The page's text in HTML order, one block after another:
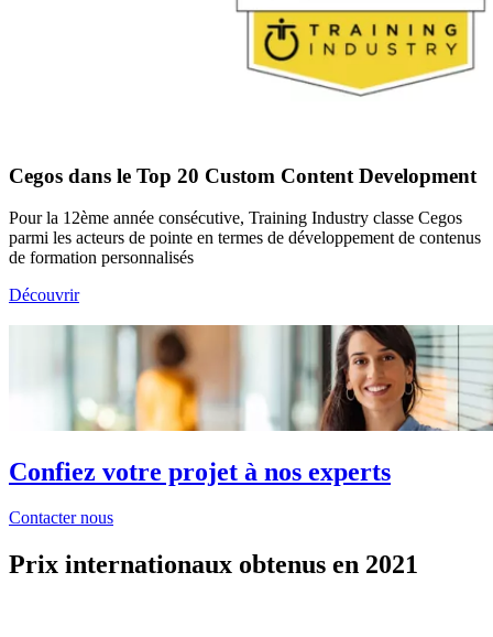
Cegos dans le Top 20 Custom Content Development
Pour la 12ème année consécutive, Training Industry classe Cegos
parmi les acteurs de pointe en termes de développement de contenus
de formation personnalisés
Découvrir
Confiez votre projet à nos experts
Contacter nous
Prix internationaux obtenus en 2021